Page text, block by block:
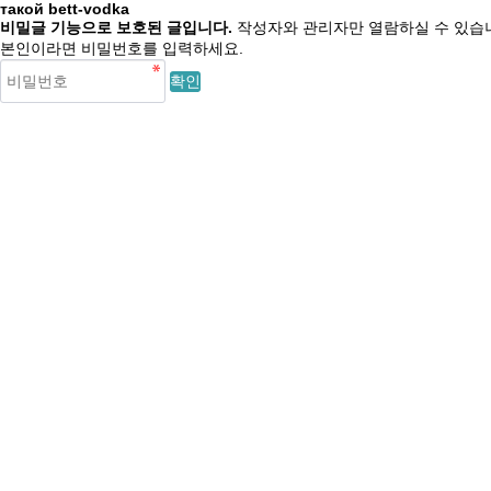
такой bett-vodka
비밀글 기능으로 보호된 글입니다. 작성자와 관리자만 열람하실 수 있습
본인이라면 비밀번호를 입력하세요.